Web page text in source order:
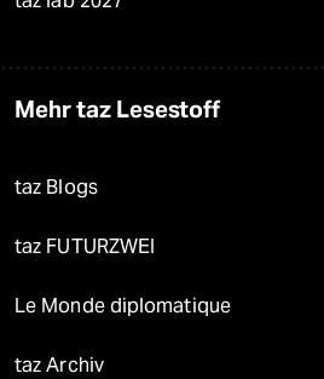
Mehr taz Lesestoff
taz Blogs
taz FUTURZWEI
Le Monde diplomatique
taz Archiv